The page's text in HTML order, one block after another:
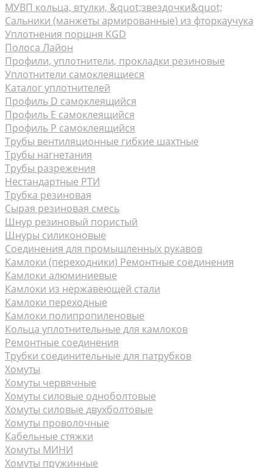
МУВП кольца, втулки, &quot;звездочки&quot;
Сальники (манжеты армированные) из фторкаучука
Уплотнения поршня KGD
Полоса Лайон
Профили, уплотнители, прокладки резиновые
Уплотнители самоклеящиеся
Каталог уплотнителей
Профиль D самоклеящийся
Профиль Е самоклеящийся
Профиль P самоклеящийся
Трубы вентиляционные гибкие шахтные
Трубы нагнетания
Трубы разрежения
Нестандартные РТИ
Трубка резиновая
Сырая резиновая смесь
Шнур резиновый пористый
Шнуры силиконовые
Соединения для промышленных рукавов
Камлоки (переходники) Ремонтные соединения
Камлоки алюминиевые
Камлоки из нержавеющей стали
Камлоки переходные
Камлоки полипропиленовые
Кольца уплотнительные для камлоков
Ремонтные соединения
Трубки соединительные для патрубков
Хомуты
Хомуты червячные
Хомуты силовые одноболтовые
Хомуты силовые двухболтовые
Хомуты проволочные
Кабельные стяжки
Хомуты МИНИ
Хомуты пружинные